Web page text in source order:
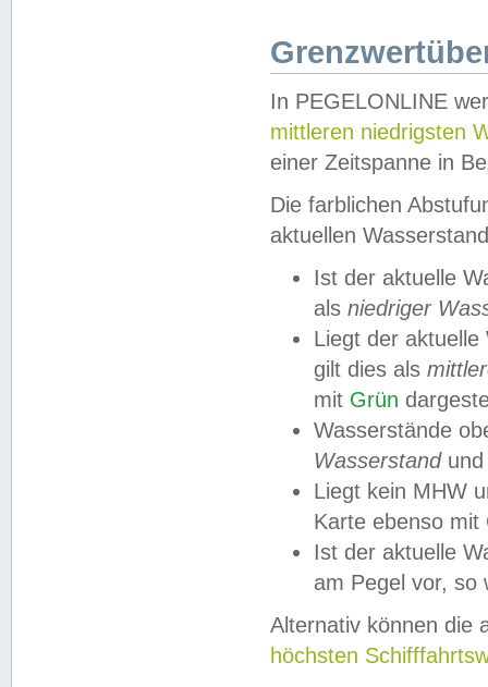
In PEGELONLINE
mittleren niedrigsten
einer Zeitspanne in
Die farblichen
aktuellen
Ist der aktuelle
als niedriger
Liegt der
gilt dies als
mit Grün
Wasserstände
Wasserstandund
Liegt kein MHW
Karte ebenso mit
Ist der aktuelle
am Pegel vor,
Alternativ können die
höchsten